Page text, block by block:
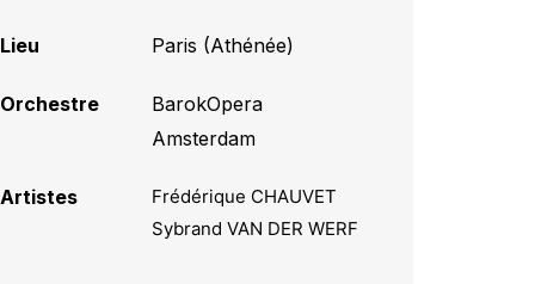
Lieu Paris (Athénée)
Orchestre
BarokOpera
Amsterdam
Artistes
Frédérique CHAUVET
Sybrand VAN DER WERF